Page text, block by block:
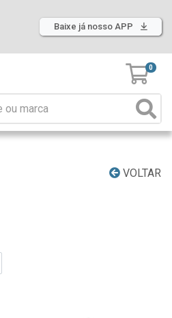
Baixe já nosso APP
0
VOLTAR